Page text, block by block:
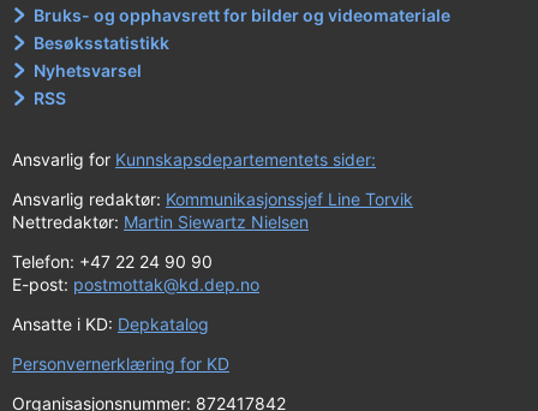
Bruks- og opphavsrett for bilder og videomateriale
Besøksstatistikk
Nyhetsvarsel
RSS
Ansvarlig for Kunnskapsdepartementets sider:
Ansvarlig redaktør: Kommunikasjonssjef Line Torvik
Nettredaktør: Martin Siewartz Nielsen
Telefon: +47 22 24 90 90
E-post: postmottak@kd.dep.no
Ansatte i KD: Depkatalog
Personvernerklæring for KD
Organisasjonsnummer: 872417842